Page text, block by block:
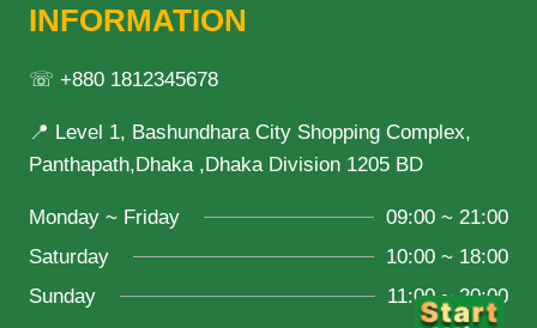
INFORMATION
☏ +880 1812345678
📍 Level 1, Bashundhara City Shopping Complex,
Panthapath,Dhaka ,Dhaka Division 1205 BD
Monday ~ Friday
09:00 ~ 21:00
Saturday
10:00 ~ 18:00
Sunday
11:00 ~ 20:00